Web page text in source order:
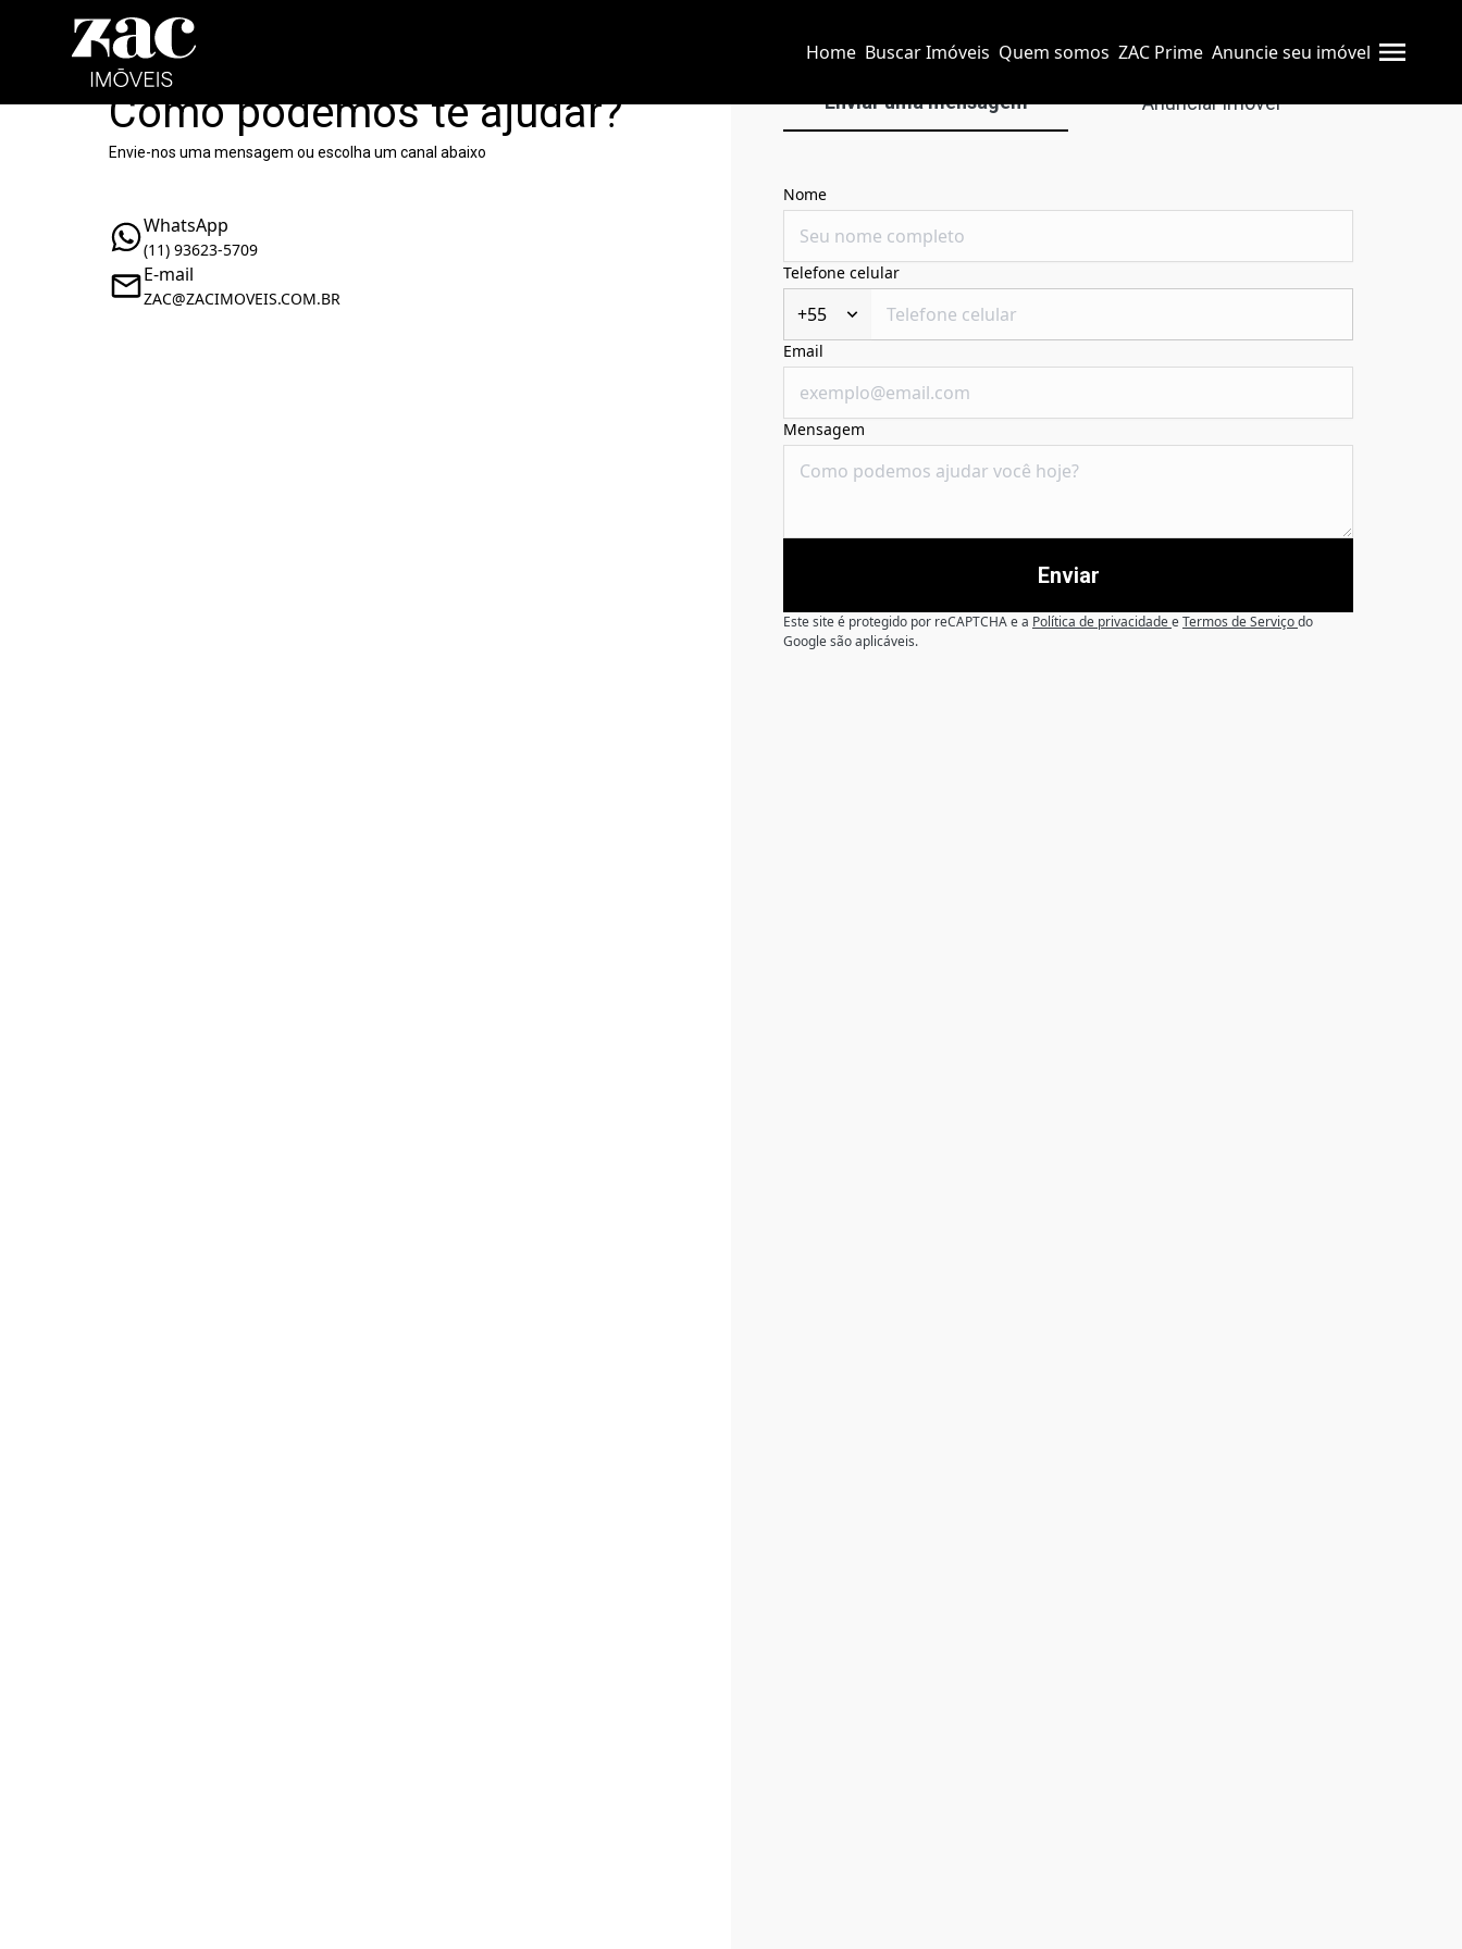
Home Buscar Imóveis Quem somos ZAC Prime Anuncie seu imóvel
Como podemos te ajudar?
Envie-nos uma mensagem ou escolha um canal abaixo
WhatsApp
(11) 93623-5709
E-mail
ZAC@ZACIMOVEIS.COM.BR
Enviar uma mensagem Anunciar imóvel
Nome
Telefone celular
+55
Email
Mensagem
Enviar
Este site é protegido por reCAPTCHA e a Política de privacidadeeTermos de Serviçodo
Google são aplicáveis.